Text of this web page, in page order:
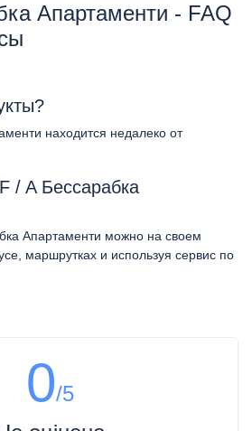
Апартаменти - FAQ
находится недалеко от
/ A Бессарабка
Апартаменти можно на своем
маршрутках и используя сервис по
0/5